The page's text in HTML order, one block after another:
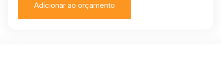
Adicionar ao orçamento